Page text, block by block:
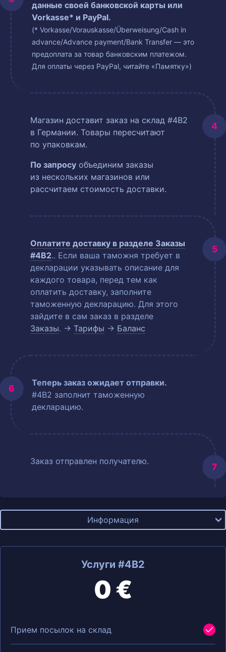
данные своей банковской карты или
Vorkasse* и PayPal.
(* Vorkasse/Vorauskasse/Überweisung/Cash in
advance/Advance payment/Bank Transfer — это
предоплата за товар банковским платежом.
Для оплаты через PayPal, читайте «Памятку»)
Магазин доставит заказ на склад #4B2
в Германии. Товары пересчитают
по упаковкам.
По запросу объединим заказы
из нескольких магазинов или
рассчитаем стоимость доставки.
Оплатите доставку в разделе Заказы
#4B2.. Если ваша таможня требует в
декларации указывать описание для
каждого товара, перед тем как
оплатить доставку, заполните
таможенную декларацию. Для этого
зайдите в сам заказ в разделе
Заказы. → Тарифы → Баланс
Теперь заказ ожидает отправки.
#4B2 заполнит таможенную
декларацию.
Заказ отправлен получателю.
Информация
Услуги #4B2
0 €
Прием посылок на склад